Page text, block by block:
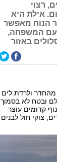
רצוי
אילת היא
הנוח מאפשר
עם המשפחה,
מהחדר ולרדת לים
ובטח לא בסמוך
קדומים עוצר
צוקי חול לבנים